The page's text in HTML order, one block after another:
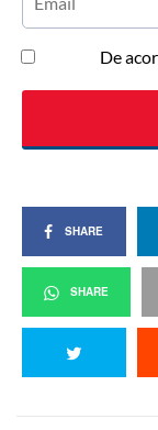
SHARE
SHARE